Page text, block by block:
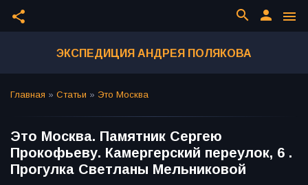
share menu
person
search
ЭКСПЕДИЦИЯ АНДРЕЯ ПОЛЯКОВА
Главная » Статьи » Это Москва
Это Москва. Памятник Сергею
Прокофьеву. Камергерский переулок, 6 .
Прогулка Светланы Мельниковой